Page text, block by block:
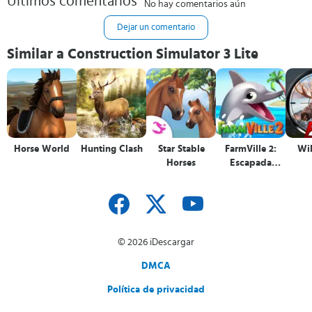
No hay comentarios aún
Dejar un comentario
Similar a Construction Simulator 3 Lite
Horse World Hunting Clash
Star Stable
Horses
FarmVille 2:
Escapada
© 2026 iDescargar
DMCA
Política de privacidad